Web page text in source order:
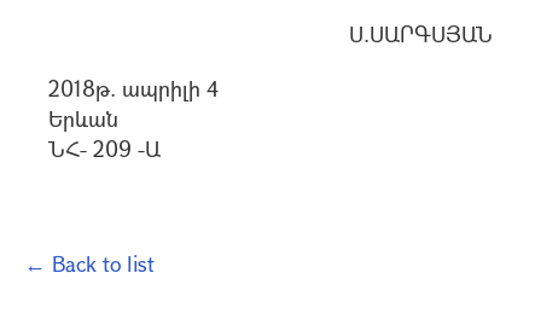
Ս.ՍԱՐԳՍՅԱՆ
2018թ. ապրիլի 4
Երևան
ՆՀ- 209 -Ա
← Back to list